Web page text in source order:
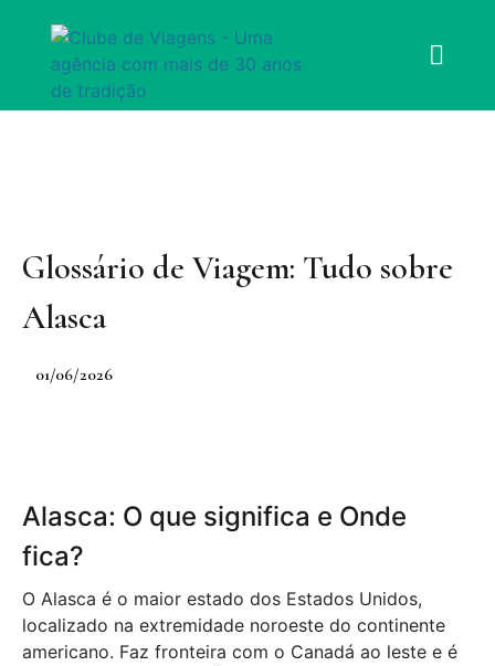
Glossário de Viagem: Tudo sobre
Alasca
01/06/2026
Alasca: O que significa e Onde
fica?
O Alasca é o maior estado dos Estados Unidos,
localizado na extremidade noroeste do continente
americano. Faz fronteira com o Canadá ao leste e é